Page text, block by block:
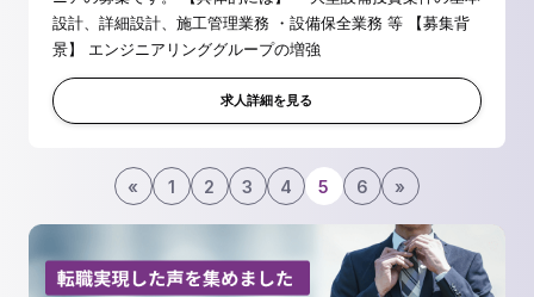
設計、詳細設計、施工管理業務 ・設備保全業務 等 【募集背
景】 エンジニアリンググループの増強
求人詳細を見る
« 1 2 3 4 5 6 »